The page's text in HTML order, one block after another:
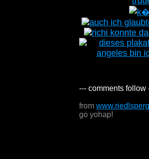
--- comments follow
from
go yohap!